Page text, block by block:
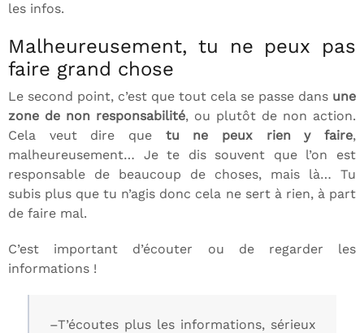
les infos.
Malheureusement, tu ne peux pas
faire grand chose
Le second point, c’est que tout cela se passe dans une
zone de non responsabilité, ou plutôt de non action.
Cela veut dire que tu ne peux rien y faire,
malheureusement… Je te dis souvent que l’on est
responsable de beaucoup de choses, mais là… Tu
subis plus que tu n’agis donc cela ne sert à rien, à part
de faire mal.
C’est important d’écouter ou de regarder les
informations !
–T’écoutes plus les informations, sérieux